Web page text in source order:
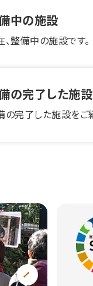
中の施設
、整備中の施設です。
の完了した施設
の完了した施設をご